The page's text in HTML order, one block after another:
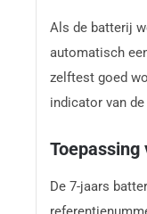
Als de batterij
automatisch
zelftest goed
indicator van
Toepassing
De 7-jaars